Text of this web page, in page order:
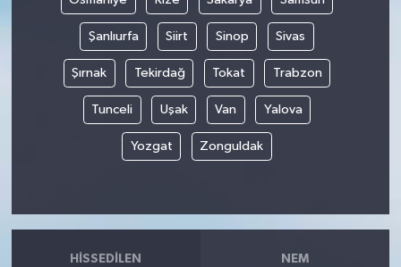
Şanlıurfa Siirt Sinop Sivas
Şırnak Tekirdağ Tokat Trabzon
Tunceli Uşak Van Yalova
Yozgat Zonguldak
HISSEDILEN NEM